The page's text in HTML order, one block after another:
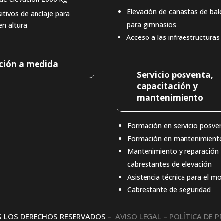
de anclaje para
altura
a medida
Elevación de canastas de
para gimnasios
Acceso a las infraestructuras
Servicio posventa,
capacitación y
mantenimiento
Formación en servicio
Formación en
Mantenimiento y reparación
cabrestantes de elevación
Asistencia técnica para el
Cabrestante de seguridad
DERECHOS RESERVADOS – AVISO LEGAL – POLÍTICA DE